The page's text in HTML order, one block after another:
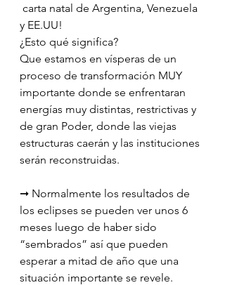
carta natal de Argentina, Venezuela
y EE.UU!
¿Esto qué significa?
Que estamos en vísperas de un
proceso de transformación MUY
importante donde se enfrentaran
energías muy distintas, restrictivas y
de gran Poder, donde las viejas
estructuras caerán y las instituciones
serán reconstruidas.
➞ Normalmente los resultados de
los eclipses se pueden ver unos 6
meses luego de haber sido
“sembrados” así que pueden
esperar a mitad de año que una
situación importante se revele.